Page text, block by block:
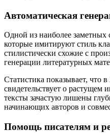
Автоматическая
Одной из наиболее заметных
которые имитируют стиль
стилистически схожие с
генерации литературных
Статистика показывает, что
свидетельствует о
тексты зачастую лишены
начинающих авторов и
Помощь писателям и